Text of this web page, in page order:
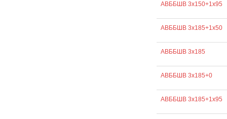
АВББШВ 3х150+1х95
АВББШВ 3х185+1х50
АВББШВ 3х185
АВББШВ 3х185+0
АВББШВ 3х185+1х95